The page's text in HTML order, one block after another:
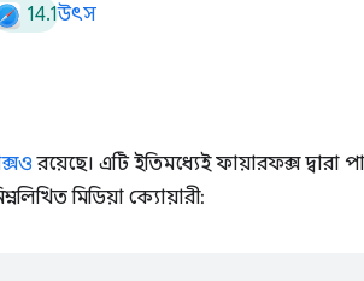
14.1উৎস
রয়েছে। এটি ইতিমধ্যেই ফায়ারফক্স দ্বারা
মিডিয়া ক্যোয়ারী: